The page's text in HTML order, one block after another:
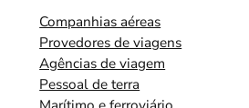
Companhias aéreas
Provedores de viagens
Agências de viagem
Pessoal de terra